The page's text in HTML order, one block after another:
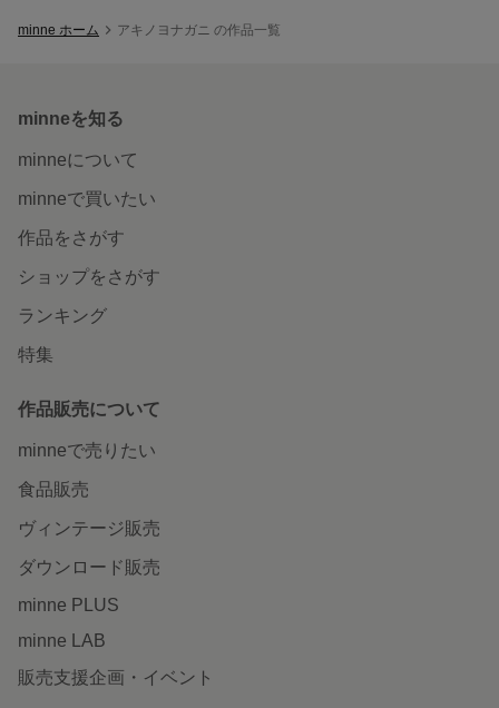
minne ホーム アキノヨナガニ の作品一覧
minneを知る
minneについて
minneで買いたい
作品をさがす
ショップをさがす
ランキング
特集
作品販売について
minneで売りたい
食品販売
ヴィンテージ販売
ダウンロード販売
minne PLUS
minne LAB
販売支援企画・イベント